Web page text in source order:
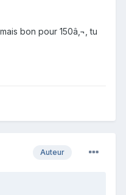
bon pour 150â‚¬, tu
Auteur